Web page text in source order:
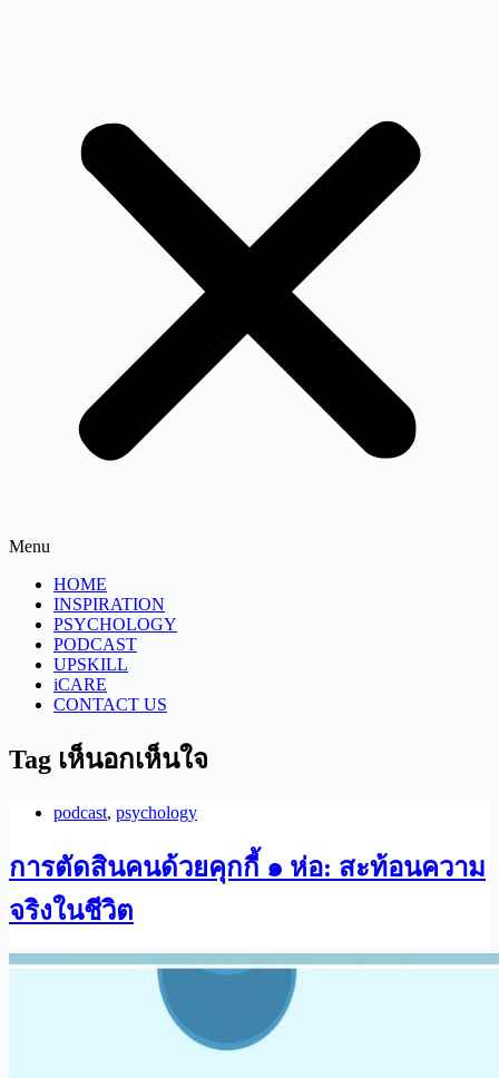
Menu
HOME
INSPIRATION
PSYCHOLOGY
PODCAST
UPSKILL
iCARE
CONTACT US
Tag เห็นอกเห็นใจ
podcast, psychology
การตัดสินคนด้วยคุกกี้ ๑ ห่อ: สะท้อนความ
จริงในชีวิต